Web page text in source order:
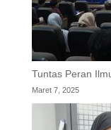
Tuntas Peran
Maret 7, 2025